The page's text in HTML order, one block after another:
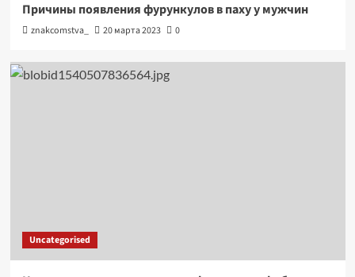
Причины появления фурункулов в паху у мужчин
znakcomstva_ 20 марта 2023 0
Uncategorised